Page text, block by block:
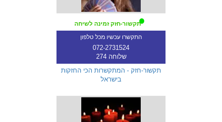
תקשור-חזק זמינה לשיחה
התקשרו עכשיו מכל טלפון
072-2731524
שלוחה 274
תקשור-חזק - המתקשרות הכי החזקות
בישראל